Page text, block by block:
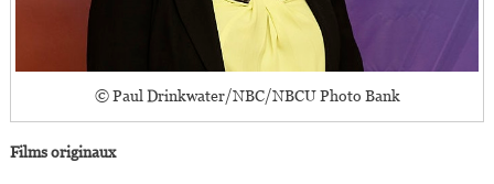
© Paul Drinkwater/NBC/NBCU Photo Bank
Films originaux